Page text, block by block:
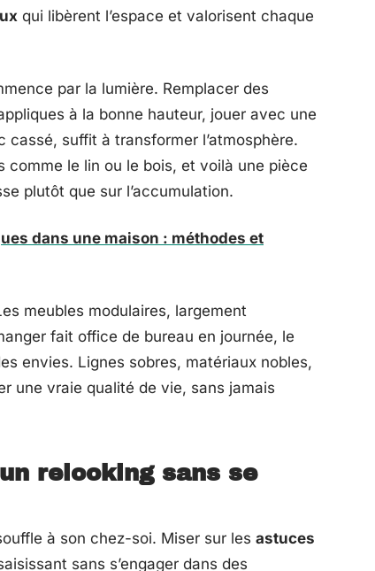
qui libèrent l’espace et valorisent chaque
par la lumière. Remplacer des
à la bonne hauteur, jouer avec une
cassé, suffit à transformer l’atmosphère.
comme le lin ou le bois, et voilà une pièce
plutôt que sur l’accumulation.
dans une maison : méthodes et
meubles modulaires, largement
fait office de bureau en journée, le
envies. Lignes sobres, matériaux nobles,
une vraie qualité de vie, sans jamais
relooking sans se
à son chez-soi. Miser sur les astuces
sans s’engager dans des